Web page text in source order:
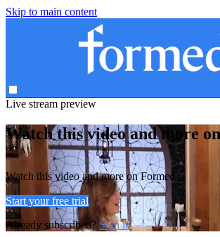
Skip to main content
Live stream preview
Watch this video and more
Watch this video and more on Formed
Start your free trial
Already subscribed?Sign in